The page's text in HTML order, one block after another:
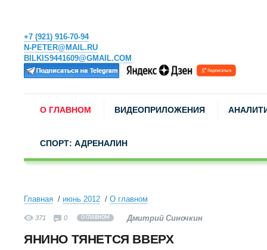
+7 (921) 916-70-94
N-PETER@MAIL.RU
BILKIS9441609@GMAIL.COM
О ГЛАВНОМ ВИДЕОПРИЛОЖЕНИЯ
СПОРТ: АДРЕНАЛИН
Главная июнь 2012 О главном
371 0 О ГЛАВНОМ Дмитрий Синочкин
ЯНИНО ТЯНЕТСЯ ВВЕРХ